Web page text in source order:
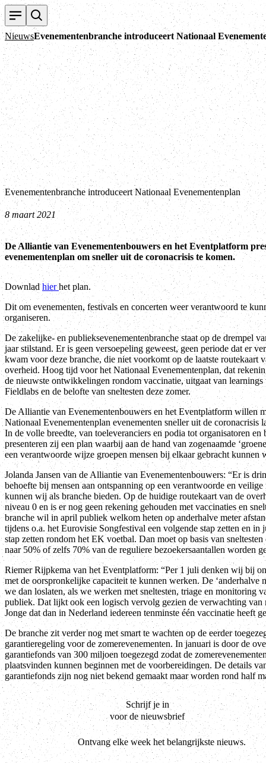
NieuwsEvenementenbranche introduceert Nationaal
Evenementenbranche introduceert Nationaal Evenementenplan
8 maart 2021
De Alliantie van Evenementenbouwers en het Eventplatform
evenementenplan om sneller uit de coronacrisis te komen.
Downladhierhet plan.
Dit om evenementen, festivals en concerten weer verantwoord te
organiseren.
De zakelijke- en publieksevenementenbranche staat op de drempel
jaar stilstand. Er is geen versoepeling geweest, geen periode dat er
kwam voor deze branche, die niet voorkomt op de laatste routekaart
overheid. Hoog tijd voor het Nationaal Evenementenplan, dat
de nieuwste ontwikkelingen rondom vaccinatie, uitgaat van learnings
Fieldlabs en de belofte van sneltesten deze zomer.
De Alliantie van Evenementenbouwers en het Eventplatform willen
Nationaal Evenementenplan evenementen sneller uit de coronacrisis
In de volle breedte, van toeleveranciers en podia tot organisatoren en
presenteren zij een plan waarbij aan de hand van zogenaamde
een verantwoorde wijze groepen mensen bij elkaar gebracht kunnen
Jolanda Jansen van de Alliantie van Evenementenbouwers: “Er is
behoefte bij mensen aan ontspanning op een verantwoorde en veilige
kunnen wij als branche bieden. Op de huidige routekaart van de
niveau 0 en is er nog geen rekening gehouden met vaccinaties en
branche wil in april publiek welkom heten op anderhalve meter
tijdens o.a. het Eurovisie Songfestival een volgende stap zetten en in
stap zetten rondom het EK voetbal. Dan moet op basis van sneltesten
naar 50% of zelfs 70% van de reguliere bezoekersaantallen worden
Riemer Rijpkema van het Eventplatform: “Per 1 juli denken wij bij
met de oorspronkelijke capaciteit te kunnen werken. De ‘anderhalve
we dan loslaten, als we werken met sneltesten, triage en monitoring
publiek. Dat lijkt ook een logisch vervolg gezien de verwachting van
Jonge dat dan in Nederland iedereen tenminste één vaccinatie heeft
De branche zit verder nog met smart te wachten op de eerder
garantieregeling voor de zomerevenementen. In januari is door de
garantiefonds van 300 miljoen toegezegd zodat de
plaatsvinden kunnen beginnen met de voorbereidingen. De details
garantiefonds zijn nog niet bekend gemaakt maar worden rond half
Schrijf je in
voor de nieuwsbrief
Ontvang elke week het belangrijkste nieuws.